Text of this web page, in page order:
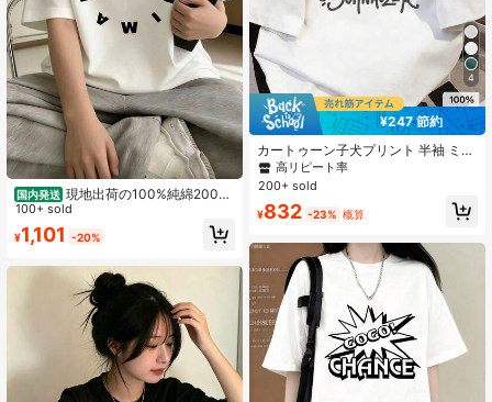
国内発送 現地出荷の100%純綿200g
Tシャツ、2026レディース夏ファッ
ションプリント半袖Tシャツ、カップ
ルスタイル、インナーにもアウター
ンドネックの楽しい半袖トップス。
100+ sold
¥1,101 -20%
4
¥247 節約
カートゥーン子犬プリント 半袖 ミド
ル丈Tシャツ、ファッショナブルなカ
ジュアルトップス レディース ホワイ
高リピート率
200+ sold
¥832 -23% 概算